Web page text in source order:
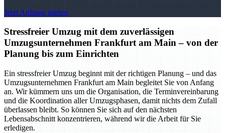
Jetzt Anfrage starten
Stressfreier Umzug mit dem zuverlässigen
Umzugsunternehmen Frankfurt am Main – von der
Planung bis zum Einrichten
Ein stressfreier Umzug beginnt mit der richtigen Planung – und das
Umzugsunternehmen Frankfurt am Main begleitet Sie von Anfang
an. Wir kümmern uns um die Organisation, die Terminvereinbarung
und die Koordination aller Umzugsphasen, damit nichts dem Zufall
überlassen bleibt. So können Sie sich auf den nächsten
Lebensabschnitt konzentrieren, während wir die Arbeit für Sie
erledigen.